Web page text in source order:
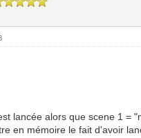
lancée alors que scene 1 =
en mémoire le fait d'avoir